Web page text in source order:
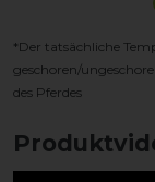
*Der tatsächliche
geschoren/
des Pferdes